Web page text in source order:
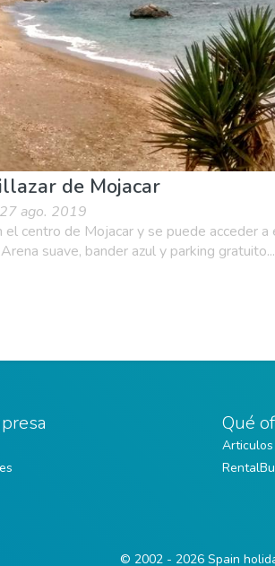
de Mojacar
ago. 2019
el centro de Mojacar y se puede acceder a
suave, bander azul y parking
Qué
Articulos
© 2002 - 2026 Spain